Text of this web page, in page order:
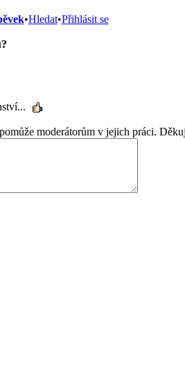
•Hledat•Přihlásit se
moderátorům v jejich práci.